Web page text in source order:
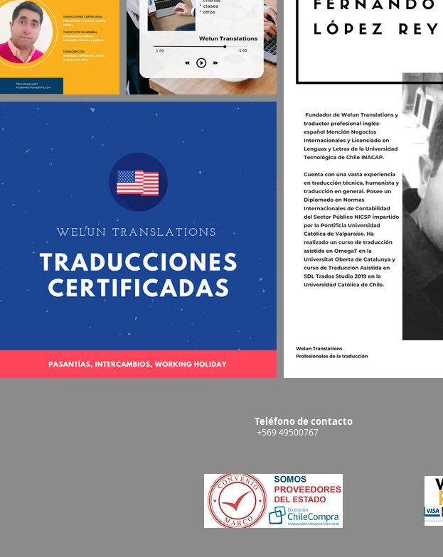
Teléfono de contacto
+569 49500767